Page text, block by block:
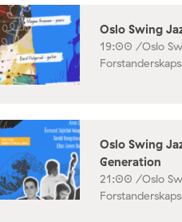
Oslo Swing
19:00 /Oslo
Oslo Swing
Generation
21:00 /Oslo